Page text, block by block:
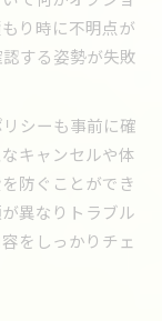
り時に不明点が
する姿勢が失敗
シーも事前に確
キャンセルや体
防ぐことができ
異なりトラブル
をしっかりチェ